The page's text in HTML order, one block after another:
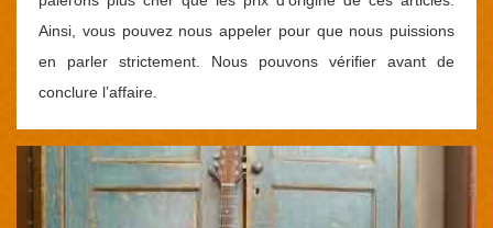
Ainsi, vous pouvez nous appeler pour que nous puissions
en parler strictement. Nous pouvons vérifier avant de
conclure l’affaire.